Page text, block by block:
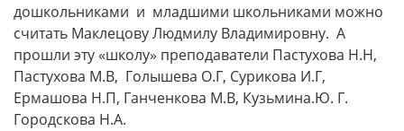
дошкольниками и младшими школьниками можно
считать Маклецову Людмилу Владимировну. А
прошли эту «школу» преподаватели Пастухова Н.Н,
Пастухова М.В, Голышева О.Г, Сурикова И.Г,
Ермашова Н.П, Ганченкова М.В, Кузьмина.Ю. Г.
Городскова Н.А.